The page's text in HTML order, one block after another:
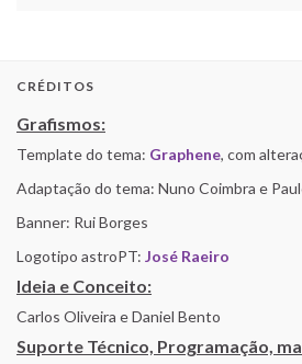
CRÉDITOS
Grafismos:
Template do tema: Graphene, com
Adaptação do tema: Nuno Coimbra e
Banner: Rui Borges
Logotipo astroPT: José Raeiro
Ideia e Conceito:
Carlos Oliveira e Daniel Bento
Suporte Técnico, Programação,